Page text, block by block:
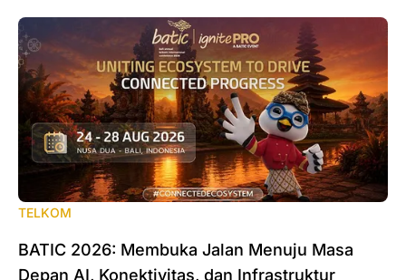
TELKOM
BATIC 2026: Membuka Jalan Menuju Masa
Depan AI, Konektivitas, dan Infrastruktur